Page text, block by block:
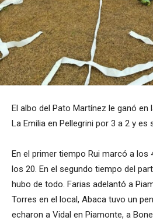
El albo del Pato Martínez le ganó en
La Emilia en Pellegrini por 3 a 2 y es
En el primer tiempo Rui marcó a los
los 20. En el segundo tiempo del
hubo de todo. Farias adelantó a
Torres en el local, Abaca tuvo un
echaron a Vidal en Piamonte, a